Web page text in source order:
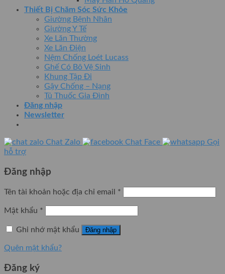
Thiết Bị Chăm Sóc Sức Khỏe
Giường Bệnh Nhân
Giường Y Tế
Xe Lăn Thường
Xe Lăn Điện
Nệm Chống Loét Lucass
Ghế Có Bô Vệ Sinh
Khung Tập Đi
Gậy Chống – Nạng
Tủ Thuốc Gia Đình
Đăng nhập
Newsletter
Chat Zalo Chat Face
Gọi
hỗ trợ
Đăng nhập
Tên tài khoản hoặc địa chỉ email *
Mật khẩu *
Ghi nhớ mật khẩu Đăng nhập
Quên mật khẩu?
Đăng ký